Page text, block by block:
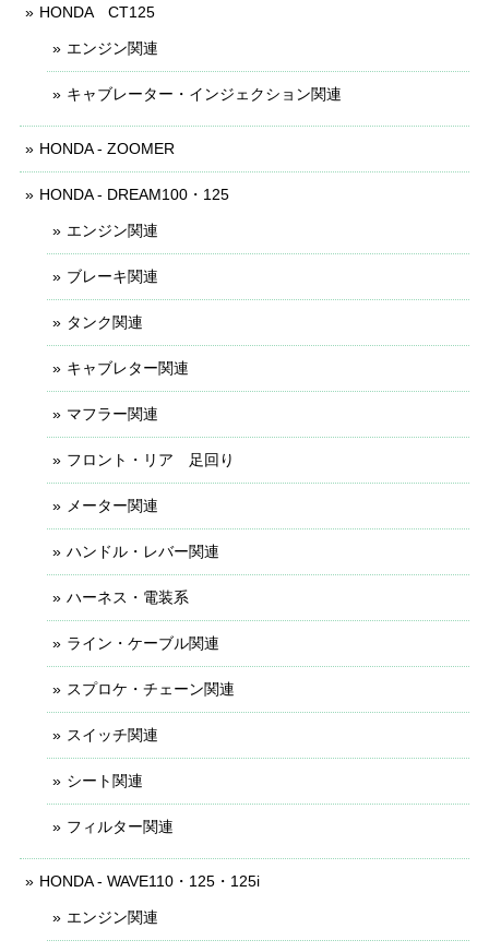
HONDA CT125
エンジン関連
キャブレーター・インジェクション関連
HONDA - ZOOMER
HONDA - DREAM100・125
エンジン関連
ブレーキ関連
タンク関連
キャブレター関連
マフラー関連
フロント・リア 足回り
メーター関連
ハンドル・レバー関連
ハーネス・電装系
ライン・ケーブル関連
スプロケ・チェーン関連
スイッチ関連
シート関連
フィルター関連
HONDA - WAVE110・125・125i
エンジン関連